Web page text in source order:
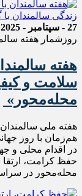
27 - سپتامبر - 2025
روزشمار هفته
هفته
سلامت و
محله‌محور»
هم‌زمان با روز
در اقدام محلی و
حفظ کرامت،
محله‌محور در